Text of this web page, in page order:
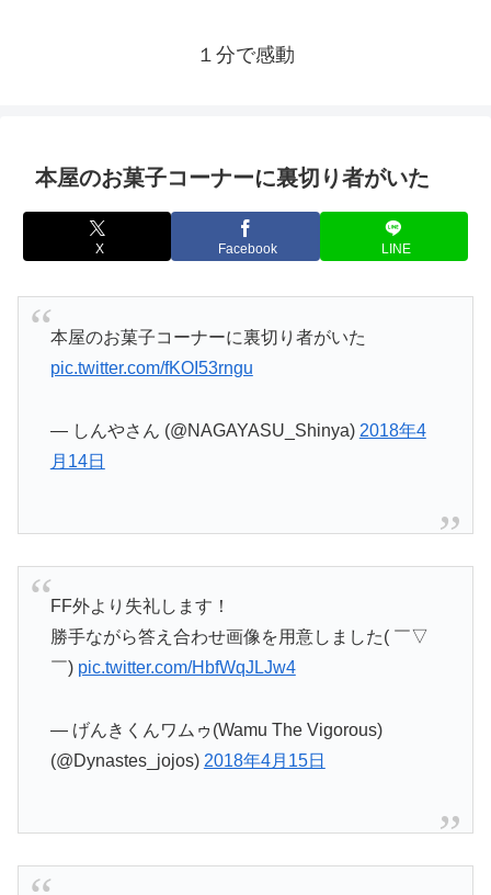
１分で感動
本屋のお菓子コーナーに裏切り者がいた
X Facebook LINE
本屋のお菓子コーナーに裏切り者がいた
pic.twitter.com/fKOI53rngu
— しんやさん (@NAGAYASU_Shinya) 2018年4
月14日
FF外より失礼します！
勝手ながら答え合わせ画像を用意しました( ￣▽
￣) pic.twitter.com/HbfWqJLJw4
— げんきくんワムゥ(Wamu The Vigorous)
(@Dynastes_jojos) 2018年4月15日